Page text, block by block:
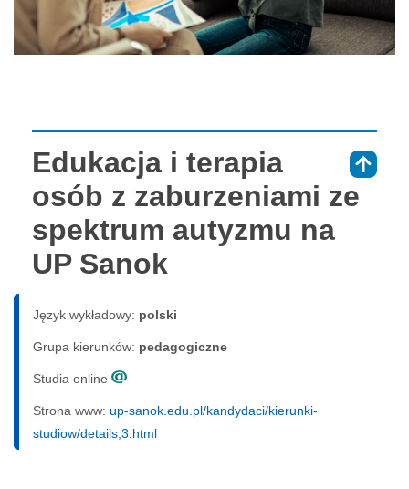
Edukacja i terapia
osób z zaburzeniami ze
spektrum autyzmu na
UP Sanok
Język wykładowy: polski
Grupa kierunków: pedagogiczne
Studia online
Strona www: up-sanok.edu.pl/kandydaci/kierunki-
studiow/details,3.html